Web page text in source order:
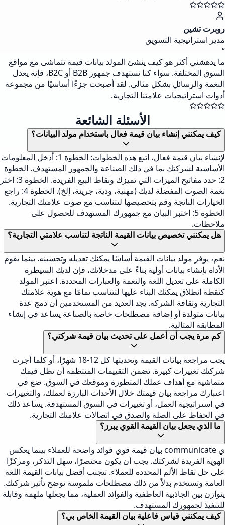
روبرت تشين
مدير استراتيجية التسويق
“
ما يدهشني أكثر هو كيف ينشئ المولد بيانات قيمة تتماشى مع مواقع
السوق المختلفة. سواء كنا نستهدف جمهور B2B أو B2C، فإنه يعدل
النغمة والرسائل بشكل مثالي. لقد أصبحت جزءًا أساسيًا من مجموعة
أدوات استراتيجيات علامتنا التجارية.
الأسئلة الشائعة
كيف يمكنني إنشاء بيان قيمة فعال باستخدام مولد البيانات؟
لإنشاء بيان قيمة فعال، اتبع هذه الخطوات: الخطوة 1: أدخل المعلومات
الأساسية لشركتك بما في ذلك الصناعة والجمهور المستهدف. الخطوة
2: حدد مفاتيح الميزات التي تميزك ونقاط البيع الفريدة. الخطوة 3: اختر
نغمة الصوت المفضلة لديك (مهنية، ودية، جريئة، إلخ). الخطوة 4: راجع
الخيارات الناتجة وقم بتخصيصها لتتناسب مع صوت علامتك التجارية.
الخطوة 5: اختبر البيان مع جمهورك المستهدف للحصول على
ملاحظات.
هل يمكنني تخصيص بيانات القيمة الناتجة لتناسب علامتي التجارية؟
نعم، يوفر مولد بيانات القيمة أساسًا يمكنك تعديله وتحسينه. بينما يقوم
الأداة بإنشاء بيانات أولية بناءً على مدخلاتك، فإن لديك السيطرة
الكاملة على تعديل اللغة والنغمة والعبارات المحددة. اعتبر المولد
كنقطة انطلاق يمكنك البناء عليها لتتناسب تمامًا مع هوية علامتك
التجارية وثقافة الشركة. يجد العديد من المستخدمين أن دمج عدة
بيانات متولدة أو إضافة مصطلحات خاصة بالصناعة يساعد في إنشاء
المطابقة المثالية.
كم مرة يجب أن أعمل على تحديث بيان قيمة شركتي؟
يجب مراجعة بيانات القيمة وتحديثها كل 12-18 شهرًا، أو كلما أجرت
شركتك تغييرات كبيرة. تضمن التقييمات المنتظمة أن تظل قيمك
متماشية مع أهداف عملك المتطورة وموقعك في السوق. ضع في
اعتبارك مراجعة بيان قيمتك خلال الأحداث البارزة لعملك، والتغييرات
في استراتيجية العمل، أو تغييرات في السوق المستهدفة. يساعد ذلك
في الحفاظ على الصلة والصدق في اتصالات علامتك التجارية.
ما الذي يجعل بيان القيمة القوي يبرز؟
ي communicate بيان قيمة قوي فوائد واضحة للعملاء بينما يعكس
الهوية الفريدة لشركتك. يجب أن يكون مختصرًا، سهل التذكر، ومركزًا
على حل نقاط الألم المحددة للعملاء. تتجنب أفضل بيانات القيمة اللغة
العامة وتستخدم بدلاً من ذلك مصطلحات ملموسة توضح تأثير شركتك.
يتوازن بين الجاذبية العاطفية والفوائد العملية، مما يجعلها ملهمة وقابلة
للتنفيذ لجمهورك المستهدف.
كيف يمكنني قياس فاعلية بيان القيمة الخاص بي؟